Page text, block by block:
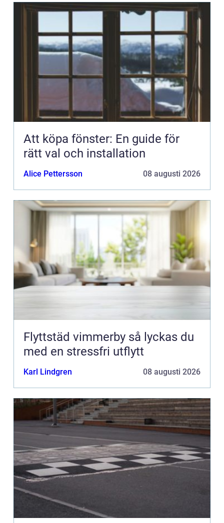
Att köpa fönster: En guide för
rätt val och installation
Alice Pettersson 08 augusti 2026
Flyttstäd vimmerby så lyckas du
med en stressfri utflytt
Karl Lindgren 08 augusti 2026